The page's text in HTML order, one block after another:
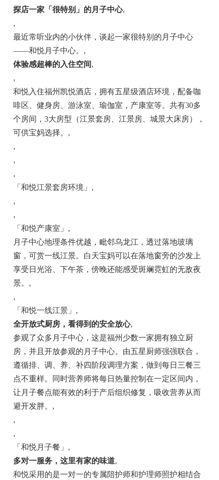
探店一家「 很特别 」 的月子中心,
,
最近常听业内的小伙伴，谈起一家很特别的月子中心
——和悦月子中心。 ,
体验感超棒的入住空间,
,
和悦入住福州凯悦酒店，拥有五星级酒店环境，配备咖
啡区、健身房、游泳室、瑜伽室，产康室等。共有30多
个房间，3大房型（江景套房、江景房、城景大床房），
可供宝妈选择。 ,
,
,
,
「和悦江景套房环境」 ,
,
,
「和悦产康室」 ,
月子中心地理条件优越，毗邻乌龙江，透过落地玻璃
窗，可赏一线江景。白天宝妈可以在落地窗旁的沙发上
享受日光浴、下午茶，傍晚还能感受斑斓霓虹的无敌夜
景。 ,
,
「和悦一线江景」 ,
全开放式厨房， 看得到的安全放心,
参观了众多月子中心，这是福州少数一家拥有独立厨
房，并且开放参观的月子中心。由五星厨师强强联合，
遵循排、调、养、补四阶段调理方案，做到每日三餐三
点不重样。同时营养师将每日热量控制在一定区间内，
让月子餐点能有效的利于产后组织修复，吸收营养从而
避开发胖。 ,
,
,
「和悦月子餐」 ,
多对一服务， 这里有家的味道,
和悦采用的是一对一的专属陪护师和护理师照护相结合